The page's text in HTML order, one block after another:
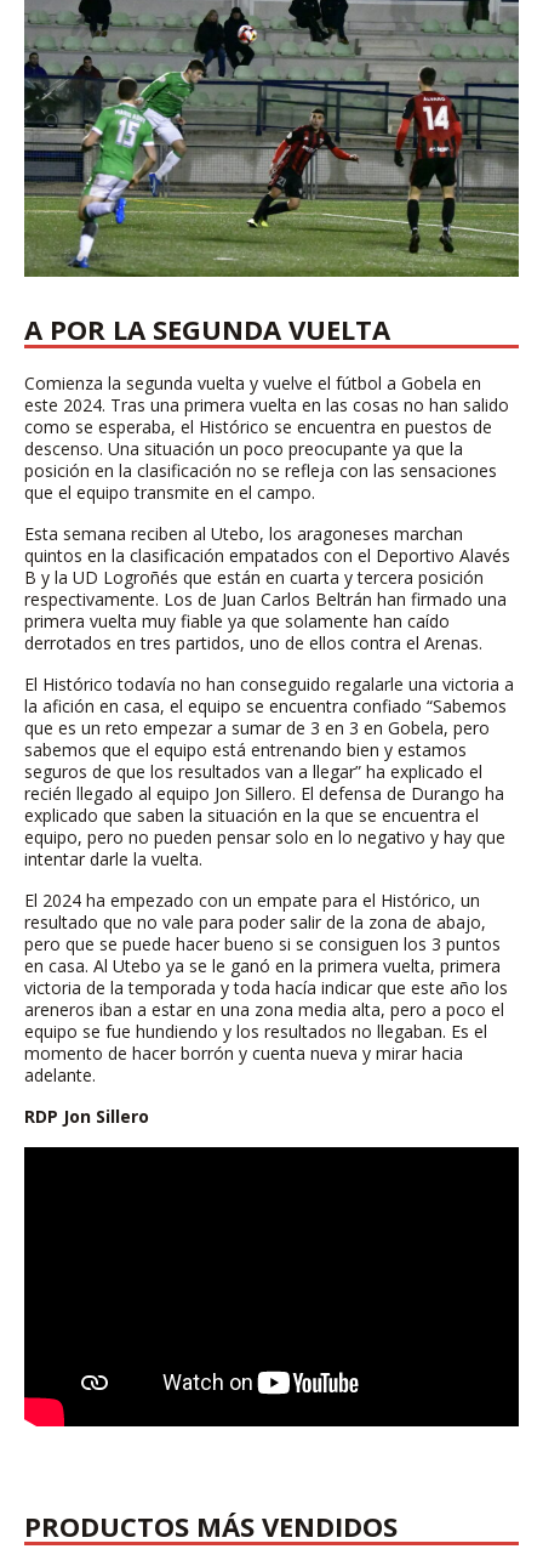
A POR LA SEGUNDA VUELTA
Comienza la segunda vuelta y vuelve el fútbol a Gobela en
este 2024. Tras una primera vuelta en las cosas no han salido
como se esperaba, el Histórico se encuentra en puestos de
descenso. Una situación un poco preocupante ya que la
posición en la clasificación no se refleja con las sensaciones
que el equipo transmite en el campo.
Esta semana reciben al Utebo, los aragoneses marchan
quintos en la clasificación empatados con el Deportivo Alavés
B y la UD Logroñés que están en cuarta y tercera posición
respectivamente. Los de Juan Carlos Beltrán han firmado una
primera vuelta muy fiable ya que solamente han caído
derrotados en tres partidos, uno de ellos contra el Arenas.
El Histórico todavía no han conseguido regalarle una victoria a
la afición en casa, el equipo se encuentra confiado “Sabemos
que es un reto empezar a sumar de 3 en 3 en Gobela, pero
sabemos que el equipo está entrenando bien y estamos
seguros de que los resultados van a llegar” ha explicado el
recién llegado al equipo Jon Sillero. El defensa de Durango ha
explicado que saben la situación en la que se encuentra el
equipo, pero no pueden pensar solo en lo negativo y hay que
intentar darle la vuelta.
El 2024 ha empezado con un empate para el Histórico, un
resultado que no vale para poder salir de la zona de abajo,
pero que se puede hacer bueno si se consiguen los 3 puntos
en casa. Al Utebo ya se le ganó en la primera vuelta, primera
victoria de la temporada y toda hacía indicar que este año los
areneros iban a estar en una zona media alta, pero a poco el
equipo se fue hundiendo y los resultados no llegaban. Es el
momento de hacer borrón y cuenta nueva y mirar hacia
adelante.
RDP Jon Sillero
PRODUCTOS MÁS VENDIDOS